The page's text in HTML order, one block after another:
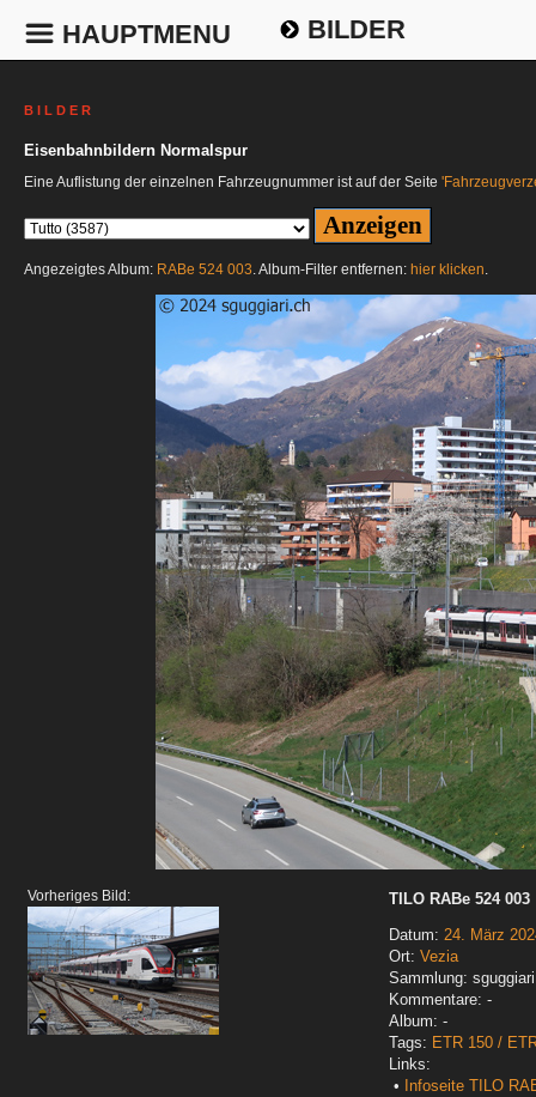
HAUPTMENU BILDER
B I L D E R
Eisenbahnbildern Normalspur
Eine Auflistung der einzelnen Fahrzeugnummer ist auf der Seite
Angezeigtes Album: RABe 524 003. Album-Filter entfernen: hier klicken.
Vorheriges Bild:
TILO RABe 524 003
Datum: 24. März
Ort: Vezia
Sammlung:
Kommentare: -
Album: -
Tags: ETR 150 /
Links:
•
Infoseite TILO